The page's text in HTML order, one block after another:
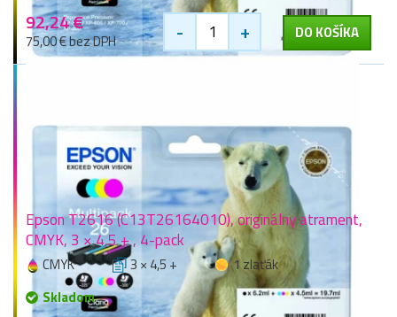
92,24 €
75,00 € bez DPH - + DO KOŠÍKA
Epson T2616 (C13T26164010), originálny atrament,
CMYK, 3 × 4,5 + , 4-pack
CMYK 3 × 4,5 +
1 zlaťák
Skladom